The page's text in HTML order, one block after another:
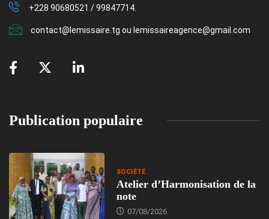
+228 90680521 / 99847714.
contact@lemissaire.tg ou lemissaireagence@gmail.com
Publication populaire
SOCIÉTÉ
Atelier d’Harmonisation de la
note
07/08/2026